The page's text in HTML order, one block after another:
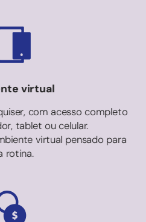
virtual
com acesso completo
tablet ou celular.
virtual pensado para
rotina.